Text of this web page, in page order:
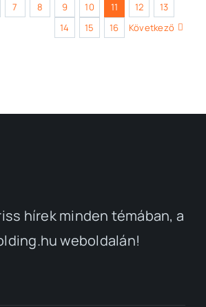
7 8 9 10 11 12
13
14
15 16 Következő
hírek minden témában, a
weboldalán!